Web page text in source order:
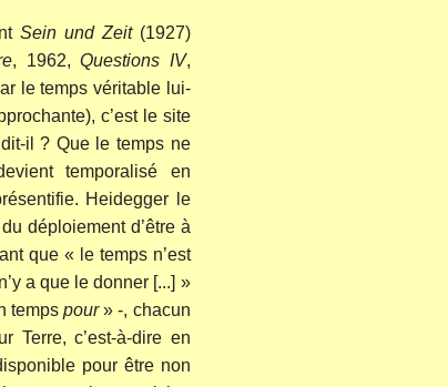
Sein und Zeit(1927)
, 1962,Questions IV,
le temps véritable lui-
c’est le site
il ? Que le temps ne
temporalisé en
Heidegger le
déploiement d’être à
que « le temps n’est
a que le donner [...] »
tempspour» -, chacun
Terre, c’est-à-dire en
pour être non